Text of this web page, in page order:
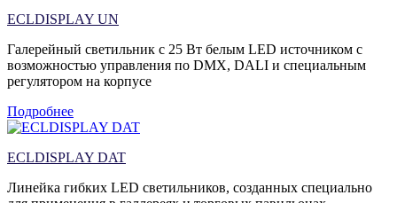
ECLDISPLAY UN
Галерейный светильник с 25 Вт белым LED источником с
возможностью управления по DMX, DALI и специальным
регулятором на корпусе
Подробнее
ECLDISPLAY DAT
Линейка гибких LED светильников, созданных специально